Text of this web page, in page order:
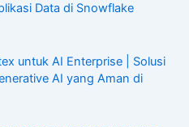
Data di Snowflake
untuk AI Enterprise | Solusi
AI yang Aman di